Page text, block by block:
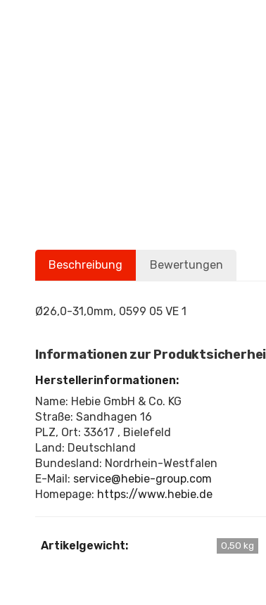
Beschreibung Bewertungen
Ø26,0-31,0mm, 0599 05 VE 1
Informationen zur
Herstellerinformationen:
Name: Hebie GmbH & Co. KG
Straße: Sandhagen 16
PLZ, Ort: 33617 , Bielefeld
Land: Deutschland
Bundesland: Nordrhein-Westfalen
E-Mail: service@hebie-group.com
Homepage: https://www.hebie.de
Artikelgewicht: 0,50 kg